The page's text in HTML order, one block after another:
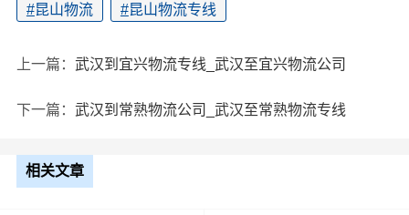
#昆山物流 #昆山物流专线
上一篇： 武汉到宜兴物流专线_武汉至宜兴物流公司
下一篇： 武汉到常熟物流公司_武汉至常熟物流专线
相关文章